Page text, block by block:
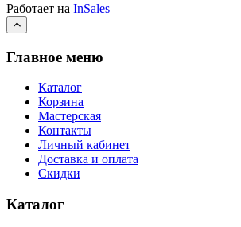
Работает на InSales
Главное меню
Каталог
Корзина
Мастерская
Контакты
Личный кабинет
Доставка и оплата
Скидки
Каталог